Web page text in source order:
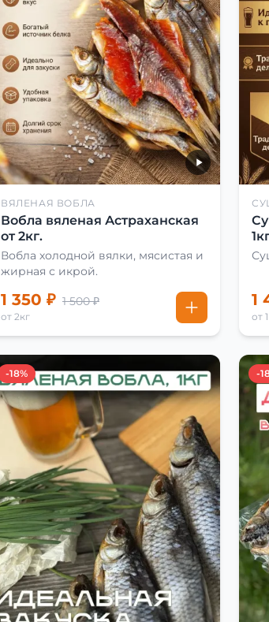
ВЯЛЕНАЯ ВОБЛА
Вобла вяленая Астраханская
от 2кг.
Вобла холодной вялки, мясистая и
жирная с икрой.
1 350 ₽ 1 500 ₽
от 2кг
1
от
-18% -